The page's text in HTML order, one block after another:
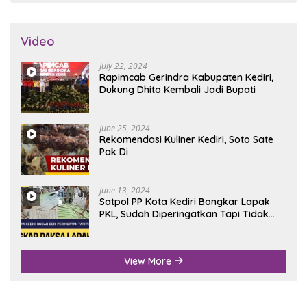
Video
July 22, 2024
Rapimcab Gerindra Kabupaten Kediri,
Dukung Dhito Kembali Jadi Bupati
June 25, 2024
Rekomendasi Kuliner Kediri, Soto Sate
Pak Di
June 13, 2024
Satpol PP Kota Kediri Bongkar Lapak
PKL, Sudah Diperingatkan Tapi Tidak
View More